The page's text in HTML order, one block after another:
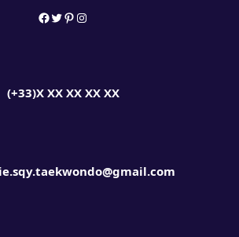
Facebook Twitter Pinterest Instagram
(+33)X XX XX XX XX